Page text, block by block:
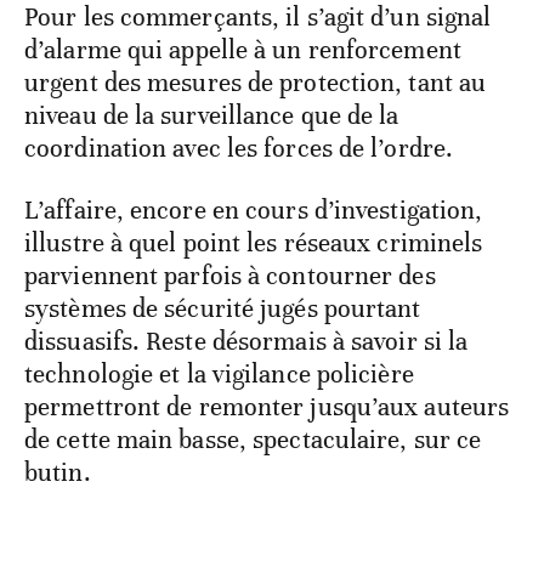
Pour les commerçants, il s’agit d’un signal
d’alarme qui appelle à un renforcement
urgent des mesures de protection, tant au
niveau de la surveillance que de la
coordination avec les forces de l’ordre.
L’affaire, encore en cours d’investigation,
illustre à quel point les réseaux criminels
parviennent parfois à contourner des
systèmes de sécurité jugés pourtant
dissuasifs. Reste désormais à savoir si la
technologie et la vigilance policière
permettront de remonter jusqu’aux auteurs
de cette main basse, spectaculaire, sur ce
butin.